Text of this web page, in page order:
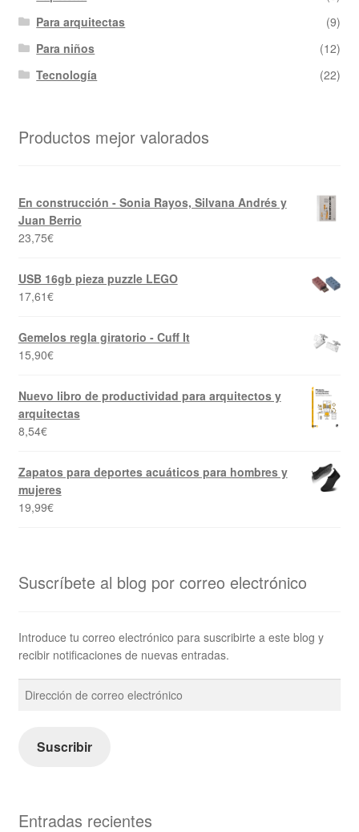
Para arquitectas
(9)
Para niños
(12)
Tecnología
(22)
Productos mejor valorados
En construcción - Sonia Rayos, Silvana Andrés y
Juan Berrio
23,75€
USB 16gb pieza puzzle LEGO
17,61€
Gemelos regla giratorio - Cuff It
15,90€
Nuevo libro de productividad para arquitectos y
arquitectas
8,54€
Zapatos para deportes acuáticos para hombres y
mujeres
19,99€
Suscríbete al blog por correo electrónico
Introduce tu correo electrónico para suscribirte a este blog y
recibir notificaciones de nuevas entradas.
Dirección
de
electrónico
Suscribir
Entradas recientes